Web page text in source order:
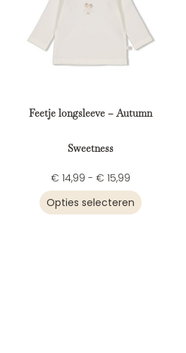
Feetje longsleeve – Autumn
Sweetness
€ 14,99 - € 15,99
Opties selecteren